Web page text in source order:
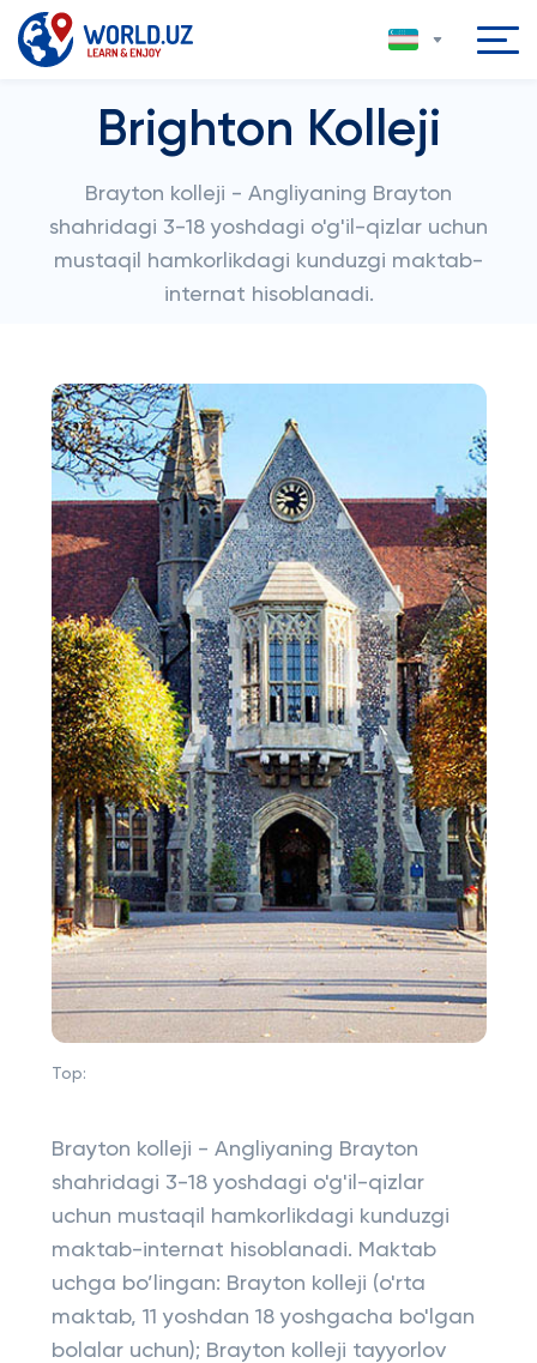
Brighton Kolleji
Brayton kolleji - Angliyaning Brayton
shahridagi 3-18 yoshdagi o'g'il-qizlar uchun
mustaqil hamkorlikdagi kunduzgi maktab-
internat hisoblanadi.
Top:
Brayton kolleji - Angliyaning Brayton
shahridagi 3-18 yoshdagi o'g'il-qizlar
uchun mustaqil hamkorlikdagi kunduzgi
maktab-internat hisoblanadi. Maktab
uchga bo’lingan: Brayton kolleji (o'rta
maktab, 11 yoshdan 18 yoshgacha bo'lgan
bolalar uchun); Brayton kolleji tayyorlov